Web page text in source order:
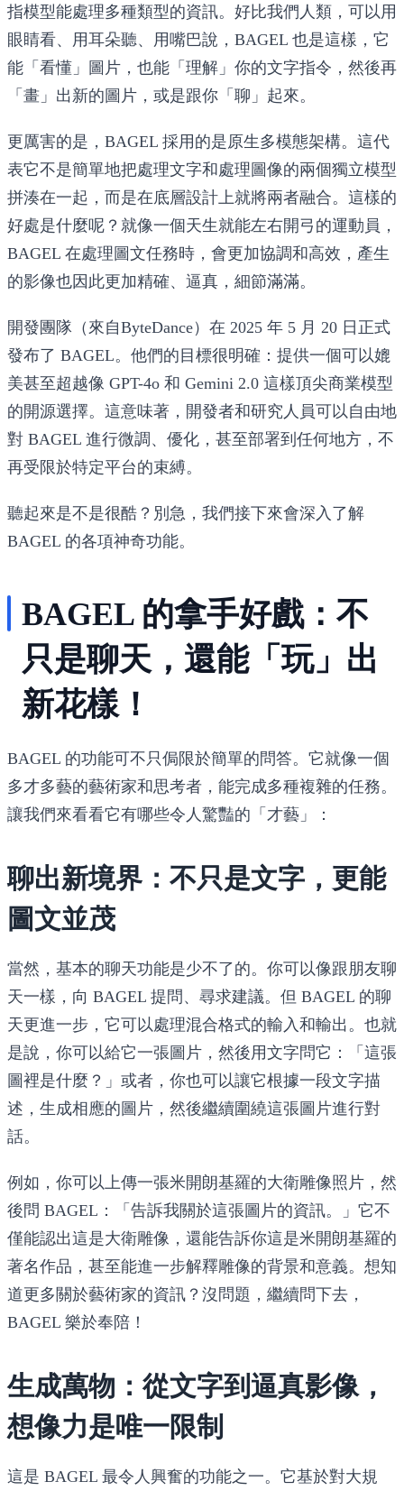
指模型能處理多種類型的資訊。好比我們人類，可以用
眼睛看、用耳朵聽、用嘴巴說，BAGEL 也是這樣，它
能「看懂」圖片，也能「理解」你的文字指令，然後再
「畫」出新的圖片，或是跟你「聊」起來。
更厲害的是，BAGEL 採用的是原生多模態架構。這代
表它不是簡單地把處理文字和處理圖像的兩個獨立模型
拼湊在一起，而是在底層設計上就將兩者融合。這樣的
好處是什麼呢？就像一個天生就能左右開弓的運動員，
BAGEL 在處理圖文任務時，會更加協調和高效，產生
的影像也因此更加精確、逼真，細節滿滿。
開發團隊（來自ByteDance）在 2025 年 5 月 20 日正式
發布了 BAGEL。他們的目標很明確：提供一個可以媲
美甚至超越像 GPT-4o 和 Gemini 2.0 這樣頂尖商業模型
的開源選擇。這意味著，開發者和研究人員可以自由地
對 BAGEL 進行微調、優化，甚至部署到任何地方，不
再受限於特定平台的束縛。
聽起來是不是很酷？別急，我們接下來會深入了解
BAGEL 的各項神奇功能。
BAGEL 的拿手好戲：不
只是聊天，還能「玩」出
新花樣！
BAGEL 的功能可不只侷限於簡單的問答。它就像一個
多才多藝的藝術家和思考者，能完成多種複雜的任務。
讓我們來看看它有哪些令人驚豔的「才藝」：
聊出新境界：不只是文字，更能
圖文並茂
當然，基本的聊天功能是少不了的。你可以像跟朋友聊
天一樣，向 BAGEL 提問、尋求建議。但 BAGEL 的聊
天更進一步，它可以處理混合格式的輸入和輸出。也就
是說，你可以給它一張圖片，然後用文字問它：「這張
圖裡是什麼？」或者，你也可以讓它根據一段文字描
述，生成相應的圖片，然後繼續圍繞這張圖片進行對
話。
例如，你可以上傳一張米開朗基羅的大衛雕像照片，然
後問 BAGEL：「告訴我關於這張圖片的資訊。」它不
僅能認出這是大衛雕像，還能告訴你這是米開朗基羅的
著名作品，甚至能進一步解釋雕像的背景和意義。想知
道更多關於藝術家的資訊？沒問題，繼續問下去，
BAGEL 樂於奉陪！
生成萬物：從文字到逼真影像，
想像力是唯一限制
這是 BAGEL 最令人興奮的功能之一。它基於對大規